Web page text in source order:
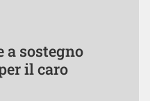
a sostegno
il caro